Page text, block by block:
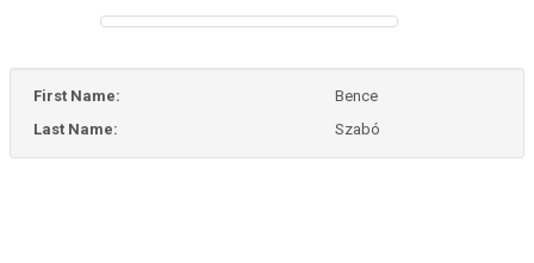
First Name:
Bence
Last Name:
Szabó